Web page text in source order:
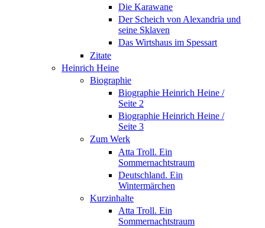
Die Karawane
Der Scheich von Alexandria und
seine Sklaven
Das Wirtshaus im Spessart
Zitate
Heinrich Heine
Biographie
Biographie Heinrich Heine /
Seite 2
Biographie Heinrich Heine /
Seite 3
Zum Werk
Atta Troll. Ein
Sommernachtstraum
Deutschland. Ein
Wintermärchen
Kurzinhalte
Atta Troll. Ein
Sommernachtstraum